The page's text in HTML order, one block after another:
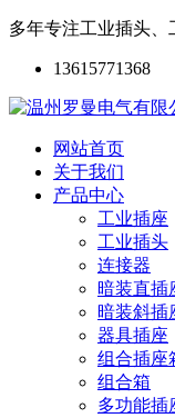
多年专注工业插头
13615771368
网站首页
关于我们
产品中心
工业插座
工业插头
连接器
暗装直插
暗装斜插
器具插座
组合插座
组合箱
多功能插